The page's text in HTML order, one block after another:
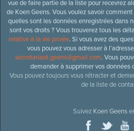
vue de faire partie de la liste pour recevrez
de Koen Geens. Vous voulez savoir
quelles sont les données enregistrées dans
sont vos droits ? Vous trouverez tous les
relative à la vie privée. Si vous avez des
vous pouvez vous adresser à
secretariaat.geens@gmail.com. Vous
demander à supprimer vos données
Vous pouvez toujours vous rétracter et
de la liste de
Suivez Koen Geens